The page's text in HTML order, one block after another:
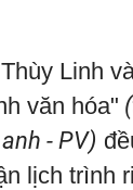
Linh
văn hóa"
- PV)
lịch trình